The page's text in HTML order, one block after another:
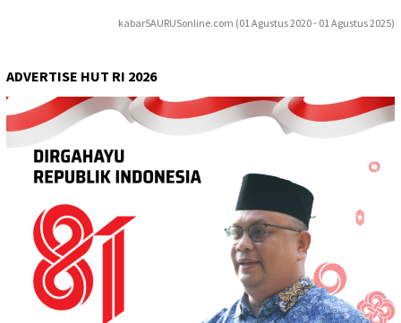
kabarSAURUSonline.com (01 Agustus 2020 - 01 Agustus 2025)
ADVERTISE HUT RI 2026